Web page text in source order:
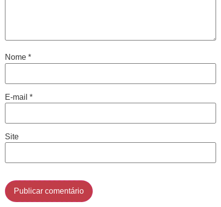
Nome *
E-mail *
Site
Antes de iniciar o seu tratamento, iremos fazer uma
Cidade de São Paulo:
0800 494 8888